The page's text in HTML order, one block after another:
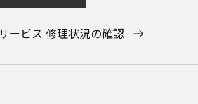
ービス 修理状況の確認